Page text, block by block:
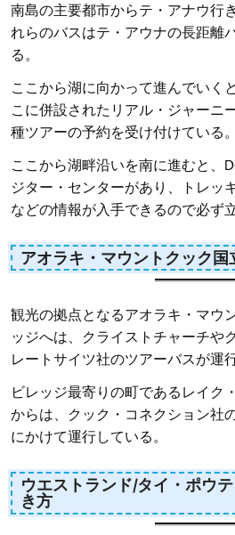
南島の主要都市からテ・アナウ行
れらのバスはテ・アウナの長距離
る。
ここから湖に向かって進んでいく
こに併設されたリアル・ジャーニ
種ツアーの予約を受け付けている。
ここから湖畔沿いを南に進むと、
ジター・センターがあり、トレッ
などの情報が入手できるので必ず
アオラキ・マウントクック
観光の拠点となるアオラキ・マウ
ッジへは、クライストチャーチや
レートサイツ社のツアーバスが運
ビレッジ最寄りの町であるレイク
からは、クック・コネクション社
にかけて運行している。
ウエストランド/タイ・ポウ
き方